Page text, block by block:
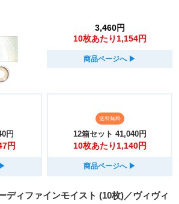
3,460円
10枚あたり1,154円
商品ページへ ▶︎
円
円
▶︎
送料無料
12箱セット 41,040円
10枚あたり1,140円
商品ページへ ▶︎
ディファインモイスト (10枚)／ヴィヴィ